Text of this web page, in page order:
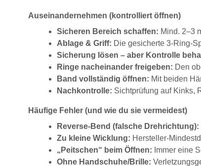
Auseinandernehmen (kontrolliert öffnen)
Sicheren Bereich schaffen: Mind. 2–3
Ablage & Griff: Die gesicherte 3-Ring-
Sicherung lösen – aber Kontrolle
Ringe nacheinander freigeben: Den
Band vollständig öffnen: Mit beiden
Nachkontrolle: Sichtprüfung auf Kinks,
Häufige Fehler (und wie du sie vermeidest)
Reverse-Bend (falsche Drehrichtung):
Zu kleine Wicklung: Hersteller-
„Peitschen“ beim Öffnen: Immer eine
Ohne Handschuhe/Brille: